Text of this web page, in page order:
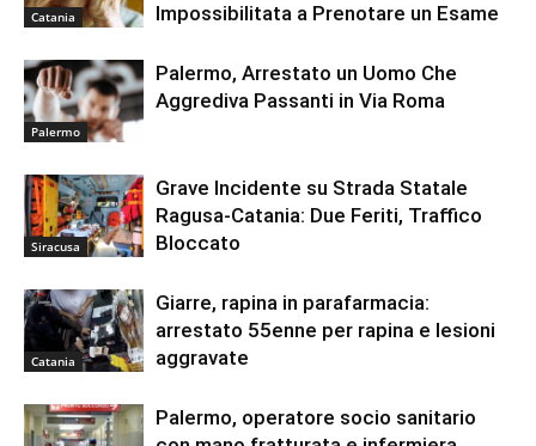
Catania
Impossibilitata a Prenotare un Esame
Palermo
Palermo, Arrestato un Uomo Che
Aggrediva Passanti in Via Roma
Siracusa
Grave Incidente su Strada Statale
Ragusa-Catania: Due Feriti, Traffico
Bloccato
Catania
Giarre, rapina in parafarmacia:
arrestato 55enne per rapina e lesioni
aggravate
Palermo, operatore socio sanitario